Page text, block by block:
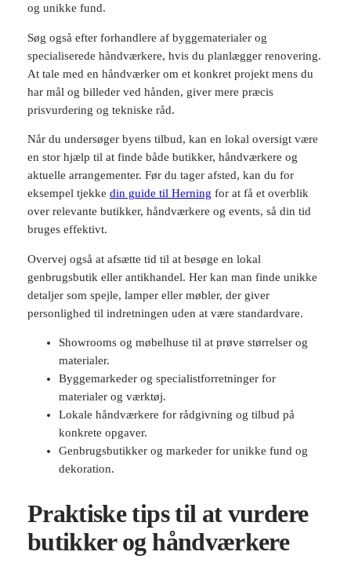
og unikke fund.
Søg også efter forhandlere af byggematerialer og
specialiserede håndværkere, hvis du planlægger renovering.
At tale med en håndværker om et konkret projekt mens du
har mål og billeder ved hånden, giver mere præcis
prisvurdering og tekniske råd.
Når du undersøger byens tilbud, kan en lokal oversigt være
en stor hjælp til at finde både butikker, håndværkere og
aktuelle arrangementer. Før du tager afsted, kan du for
eksempel tjekke din guide til Herning for at få et overblik
over relevante butikker, håndværkere og events, så din tid
bruges effektivt.
Overvej også at afsætte tid til at besøge en lokal
genbrugsbutik eller antikhandel. Her kan man finde unikke
detaljer som spejle, lamper eller møbler, der giver
personlighed til indretningen uden at være standardvare.
Showrooms og møbelhuse til at prøve størrelser og
materialer.
Byggemarkeder og specialistforretninger for
materialer og værktøj.
Lokale håndværkere for rådgivning og tilbud på
konkrete opgaver.
Genbrugsbutikker og markeder for unikke fund og
dekoration.
Praktiske tips til at vurdere
butikker og håndværkere